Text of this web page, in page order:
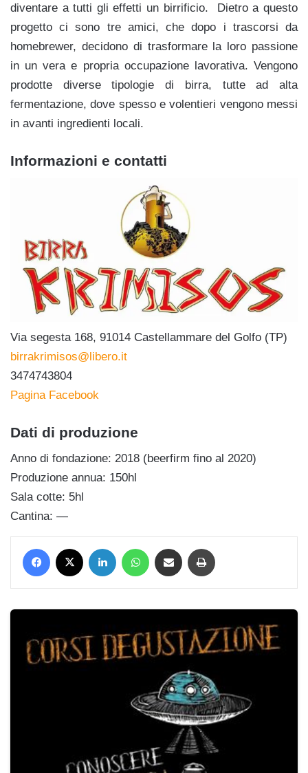
diventare a tutti gli effetti un birrificio. Dietro a questo
progetto ci sono tre amici, che dopo i trascorsi da
homebrewer, decidono di trasformare la loro passione
in un vera e propria occupazione lavorativa. Vengono
prodotte diverse tipologie di birra, tutte ad alta
fermentazione, dove spesso e volentieri vengono messi
in avanti ingredienti locali.
Informazioni e contatti
Via segesta 168, 91014 Castellammare del Golfo (TP)
birrakrimisos@libero.it
3474743804
Pagina Facebook
Dati di produzione
Anno di fondazione: 2018 (beerfirm fino al 2020)
Produzione annua: 150hl
Sala cotte: 5hl
Cantina: —
Facebook LinkedIn WhatsApp Condividi via mail